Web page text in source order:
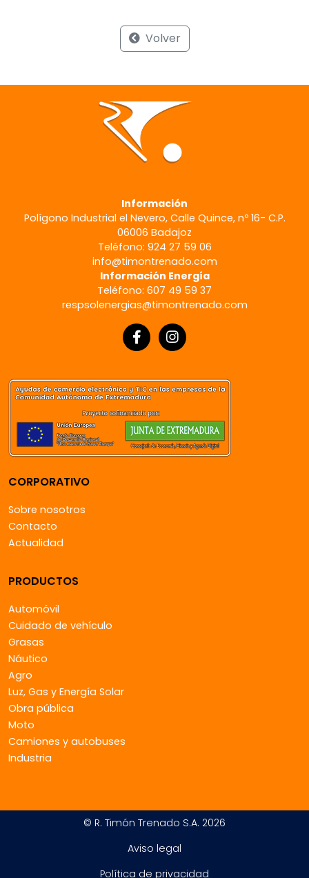
Volver
Información
Polígono Industrial el Nevero, Calle Quince, nº 16- C.P.
06006 Badajoz
Teléfono: 924 27 59 06
info@timontrenado.com
Información Energía
Teléfono: 607 49 59 37
respsolenergias@timontrenado.com
CORPORATIVO
Sobre nosotros
Contacto
Actualidad
PRODUCTOS
Automóvil
Cuidado de vehículo
Grasas
Náutico
Agro
Luz, Gas y Energía Solar
Obra pública
Moto
Camiones y autobuses
Industria
© R. Timón Trenado S.A. 2026
Aviso legal
Política de privacidad